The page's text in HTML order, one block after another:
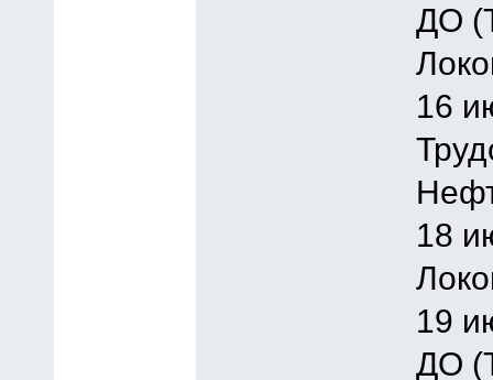
ДО
16
18
19
ДО